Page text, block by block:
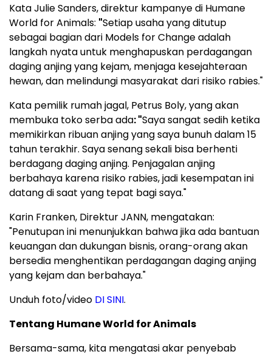
Kata Julie Sanders, direktur kampanye di Humane
World for Animals: "Setiap usaha yang ditutup
sebagai bagian dari Models for Change adalah
langkah nyata untuk menghapuskan perdagangan
daging anjing yang kejam, menjaga kesejahteraan
hewan, dan melindungi masyarakat dari risiko rabies."
Kata pemilik rumah jagal, Petrus Boly, yang akan
membuka toko serba ada: "Saya sangat sedih ketika
memikirkan ribuan anjing yang saya bunuh dalam 15
tahun terakhir. Saya senang sekali bisa berhenti
berdagang daging anjing. Penjagalan anjing
berbahaya karena risiko rabies, jadi kesempatan ini
datang di saat yang tepat bagi saya."
Karin Franken, Direktur JANN, mengatakan:
"Penutupan ini menunjukkan bahwa jika ada bantuan
keuangan dan dukungan bisnis, orang-orang akan
bersedia menghentikan perdagangan daging anjing
yang kejam dan berbahaya."
Unduh foto/video DI SINI.
Tentang Humane World for Animals
Bersama-sama, kita mengatasi akar penyebab